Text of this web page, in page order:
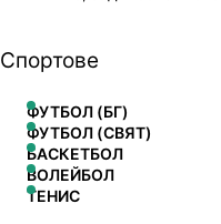
Спортове
ФУТБОЛ (БГ)
ФУТБОЛ (СВЯТ)
БАСКЕТБОЛ
ВОЛЕЙБОЛ
ТЕНИС